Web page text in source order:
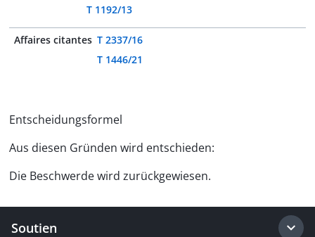
T 1192/13
Affaires citantes T 2337/16
T 1446/21
Entscheidungsformel
Aus diesen Gründen wird entschieden:
Die Beschwerde wird zurückgewiesen.
Soutien